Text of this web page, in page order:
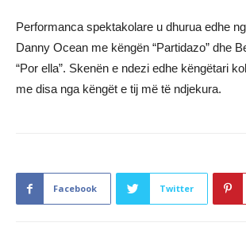
Performanca spektakolare u dhurua edhe
Danny Ocean me këngën “Partidazo” dhe
“Por ella”. Skenën e ndezi edhe këngëtari
me disa nga këngët e tij më të ndjekura.
Facebook Twitter